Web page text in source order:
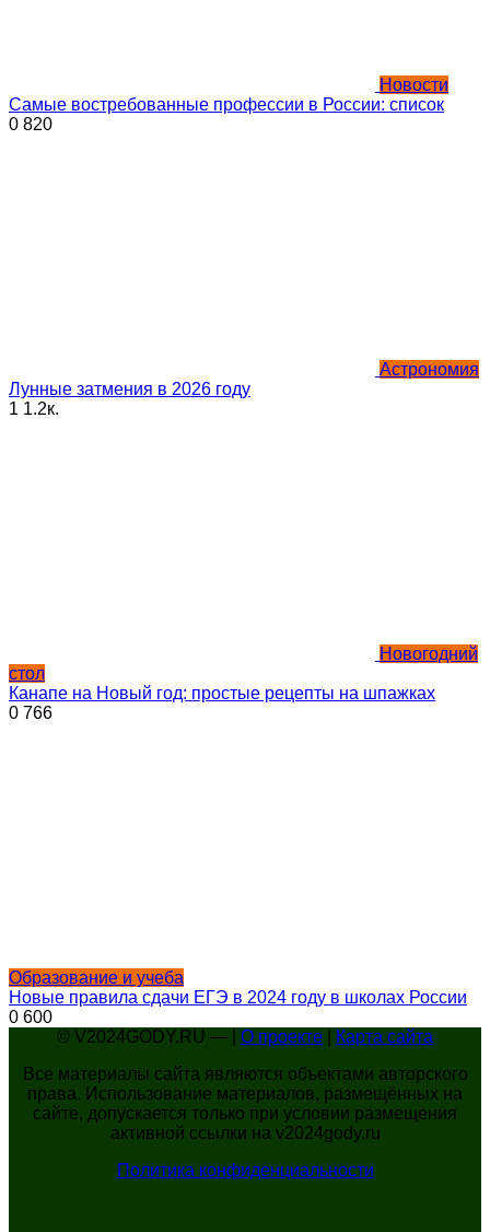
Новости
Самые востребованные профессии в России: список
0 820
Астрономия
Лунные затмения в 2026 году
1 1.2к.
Новогодний
стол
Канапе на Новый год: простые рецепты на шпажках
0 766
Образование и учеба
Новые правила сдачи ЕГЭ в 2024 году в школах России
0 600
© V2024GODY.RU — | О проекте
Карта сайта
Все материалы сайта являются объектами авторского
права. Использование материалов, размещённых на
сайте, допускается только при условии размещения
активной ссылки на v2024gody.ru
Политика конфиденциальности